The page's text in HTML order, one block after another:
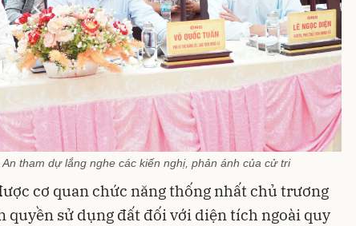
tham dự lắng nghe các kiến nghị, phản ánh của cử tri
cơ quan chức năng thống nhất chủ trương
quyền sử dụng đất đối với diện tích ngoài quy